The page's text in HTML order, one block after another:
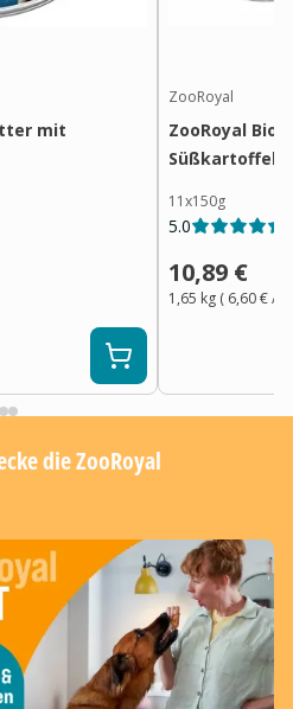
mit
ZooRoyal
ZooRoyal Bio
Süßkartoffel
11x150g
5.0
10,89 €
1,65 kg ( 6,60 €/ 1
die ZooRoyal